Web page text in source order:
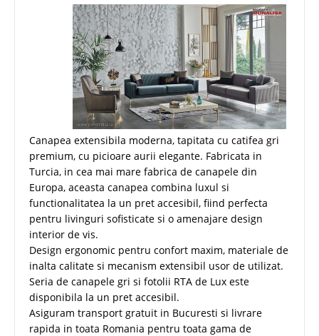
Canapea extensibila moderna, tapitata cu catifea gri
premium, cu picioare aurii elegante. Fabricata in
Turcia, in cea mai mare fabrica de canapele din
Europa, aceasta canapea combina luxul si
functionalitatea la un pret accesibil, fiind perfecta
pentru livinguri sofisticate si o amenajare design
interior de vis.
Design ergonomic pentru confort maxim, materiale de
inalta calitate si mecanism extensibil usor de utilizat.
Seria de canapele gri si fotolii RTA de Lux este
disponibila la un pret accesibil.
Asiguram transport gratuit in Bucuresti si livrare
rapida in toata Romania pentru toata gama de